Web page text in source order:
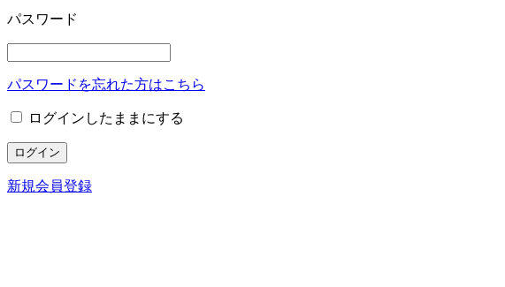
パスワード
パスワードを忘れた方はこちら
ログインしたままにする
新規会員登録